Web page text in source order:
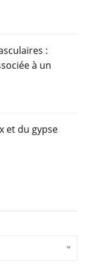
:
à un
et du gypse